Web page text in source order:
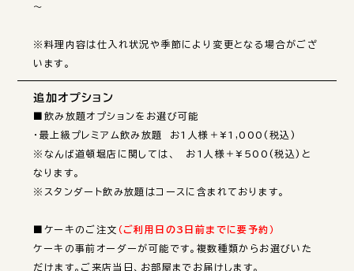
～
※料理内容は仕入れ状況や季節により変更となる場合がござ
います。
追加オプション
■飲み放題オプションをお選び可能
・最上級プレミアム飲み放題　お1人様＋¥1,000(税込)
※なんば道頓堀店に関しては、　お1人様＋¥500(税込)と
なります。
※スタンダート飲み放題はコースに含まれております。
■ケーキのご注文 （ご利用日の3日前までに要予約）
ケーキの事前オーダーが可能です。複数種類からお選びいた
だけます。ご来店当日、お部屋までお届けします。